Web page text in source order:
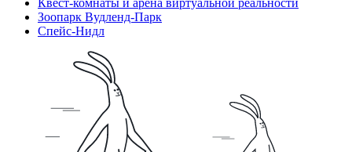
Квест-комнаты и арена виртуальной реальности
Зоопарк Вудленд-Парк
Спейс-Нидл